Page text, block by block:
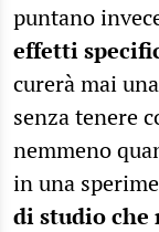
puntano
effetti
curerà mai
senza tenere
nemmeno
in una
di studio che